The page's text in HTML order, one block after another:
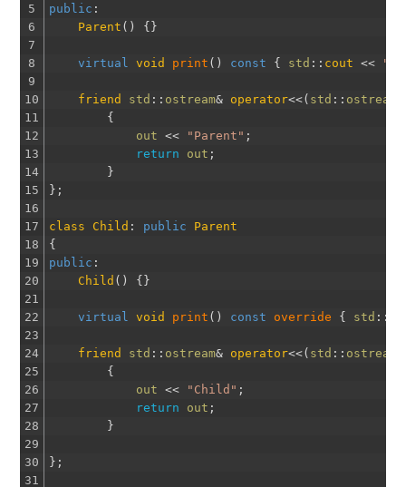
5
6
7
8
9
10
11
12
13
14
15
16
17
18
19
20
21
22
23
24
25
26
27
28
29
30
31
public :
Parent ( ) { }
virtual void print ( ) const { std :: cout <<
friend std :: ostream& operator<<( std :: ostream
{
out
<< "Parent" ;
return
out ;
}
} ;
class Child : public
Parent
{
public :
Child ( ) { }
virtual void print ( ) const override { std ::
friend std :: ostream& operator<<( std :: ostream
{
out
<< "Child" ;
return
out ;
}
} ;